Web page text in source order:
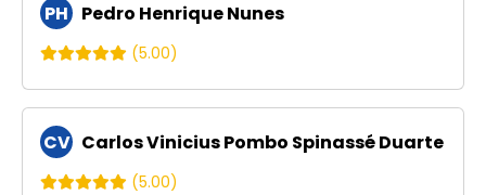
PH Pedro Henrique Nunes
(5.00)
CV Carlos Vinicius Pombo Spinassé Duarte
(5.00)